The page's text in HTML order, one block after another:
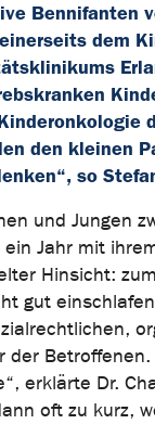
Bennifanten
dem
den kleinen
so
und Jungen
Jahr mit
Hinsicht:
gut
der
erklärte Dr.
oft zu kurz,